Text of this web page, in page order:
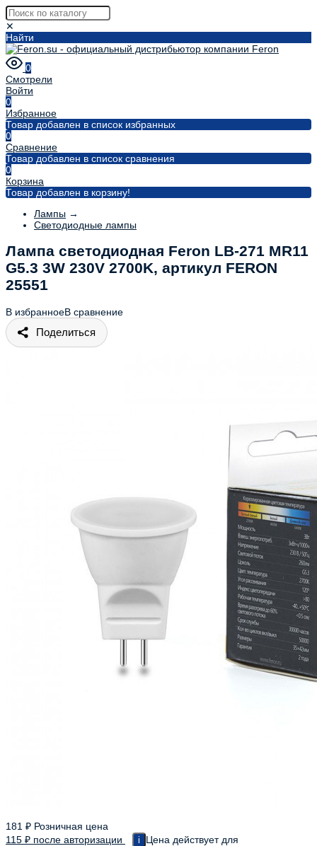
✕
Найти
0
Смотрели
Войти
0
Избранное
Товар добавлен в список избранных
0
Сравнение
Товар добавлен в список сравнения
0
Корзина
Товар добавлен в корзину!
Лампы →
Светодиодные лампы
Лампа светодиодная Feron LB-271 MR11
G5.3 3W 230V 2700K, артикул FERON
25551
В избранноеВ сравнение
Поделиться
181 ₽ Розничная цена
115 ₽ после авторизации i
Цена действует для